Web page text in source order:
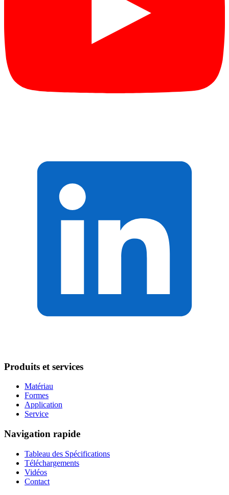
Produits et services
Matériau
Formes
Application
Service
Navigation rapide
Tableau des Spécifications
Téléchargements
Vidéos
Contact